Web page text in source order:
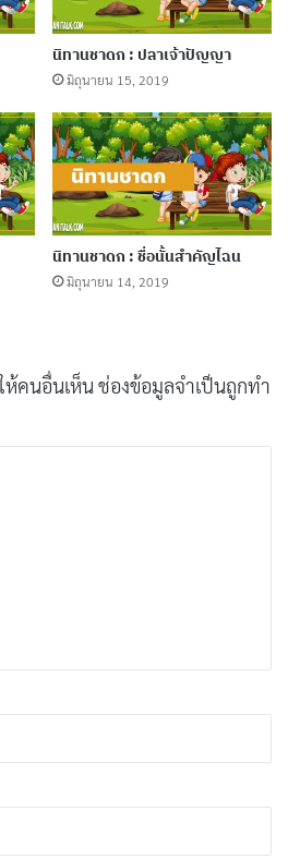
มุณิกะเลย มันกินอาหาร
ร้อน เธอจงเป็นผู้
แต่แกลบเถิด นี่เป็นลักษณะ
ายุยืน”
โยชน์แก่ร่างกาย
นิทานชาดกเรื่องสั้น
นิทานชาดก : ปลาเจ้าปัญญา
มิถุนายน 15, 2019
นิทานชาดก : ชื่อนั้นสำคัญไฉน
มิถุนายน 14, 2019
ห้คนอื่นเห็นช่องข้อมูลจำเป็นถูกทำ